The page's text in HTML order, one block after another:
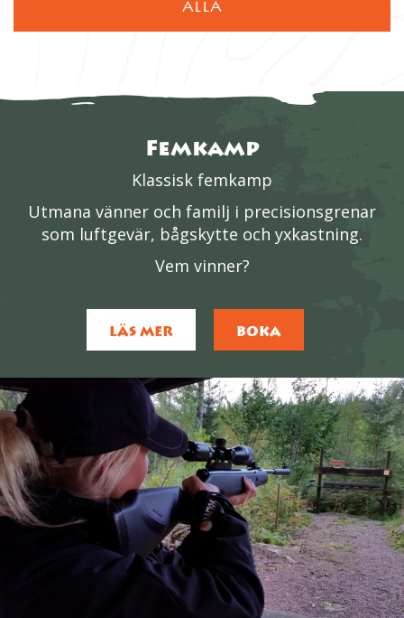
ALLA
Femkamp
Klassisk femkamp
Utmana vänner och familj i precisionsgrenar
som luftgevär, bågskytte och yxkastning.
Vem vinner?
LÄS MER BOKA